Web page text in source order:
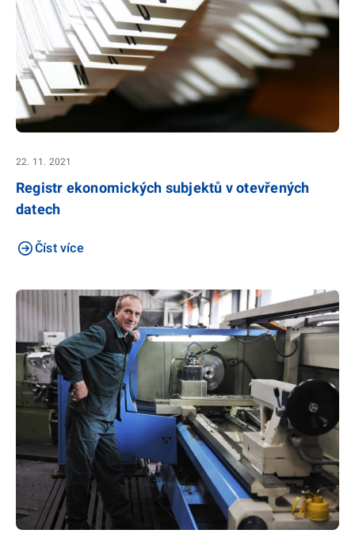
22. 11. 2021
Registr ekonomických subjektů v otevřených
datech
Číst více